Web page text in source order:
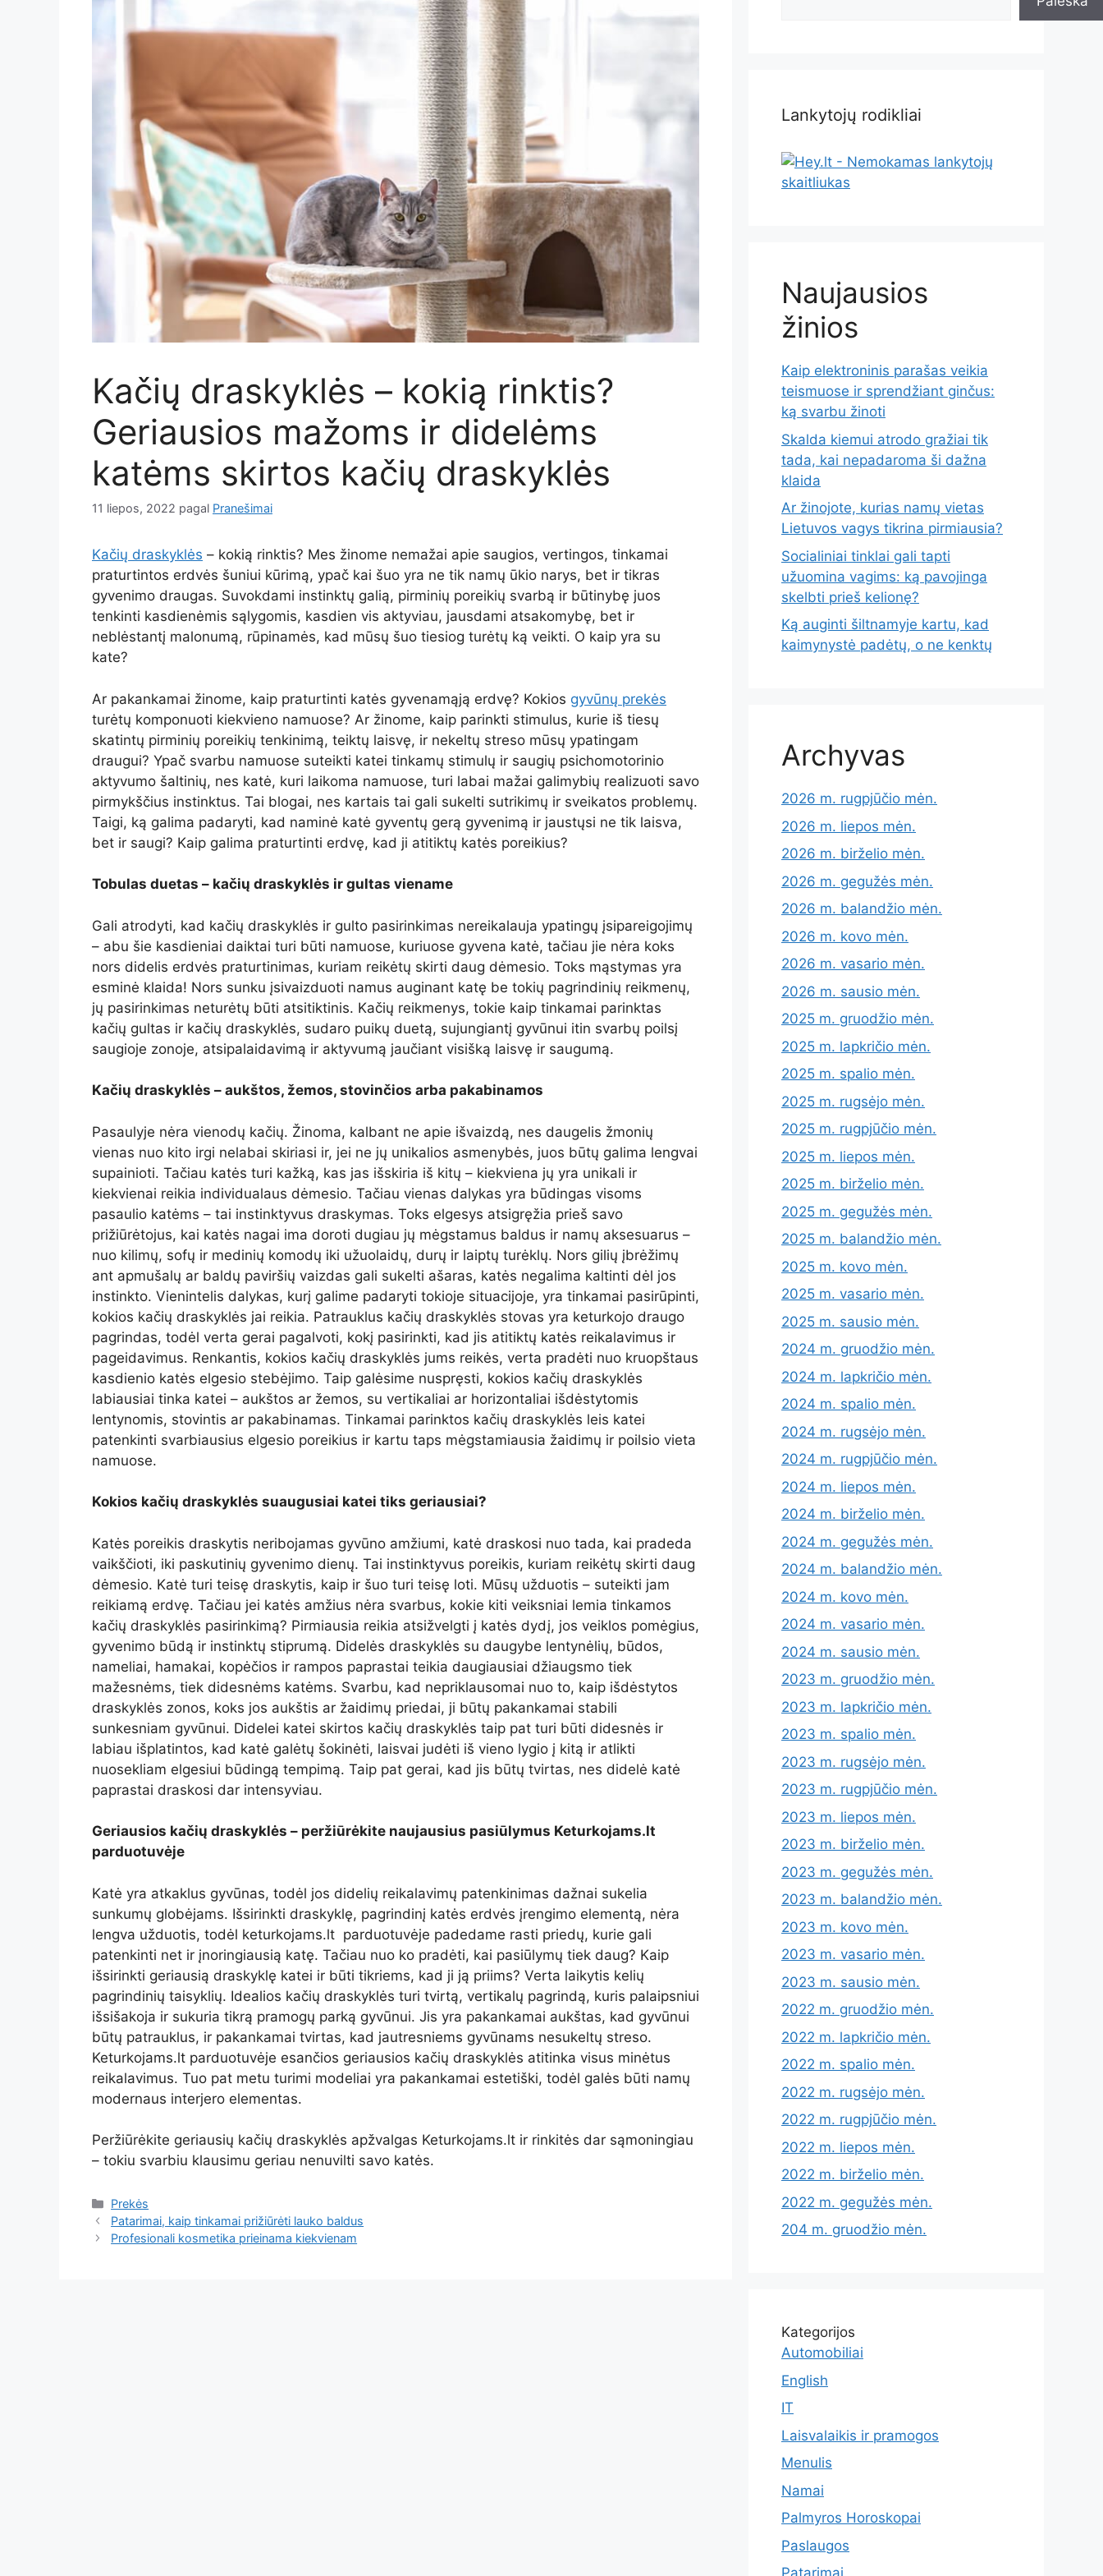
Kačių draskyklės – kokią rinktis?
Geriausios mažoms ir didelėms
katėms skirtos kačių draskyklės
11 liepos, 2022 pagal Pranešimai
Kačių draskyklės – kokią rinktis? Mes žinome nemažai apie saugios, vertingos, tinkamai
praturtintos erdvės šuniui kūrimą, ypač kai šuo yra ne tik namų ūkio narys, bet ir tikras
gyvenimo draugas. Suvokdami instinktų galią, pirminių poreikių svarbą ir būtinybę juos
tenkinti kasdienėmis sąlygomis, kasdien vis aktyviau, jausdami atsakomybę, bet ir
neblėstantį malonumą, rūpinamės, kad mūsų šuo tiesiog turėtų ką veikti. O kaip yra su
kate?
Ar pakankamai žinome, kaip praturtinti katės gyvenamąją erdvę? Kokios gyvūnų prekės
turėtų komponuoti kiekvieno namuose? Ar žinome, kaip parinkti stimulus, kurie iš tiesų
skatintų pirminių poreikių tenkinimą, teiktų laisvę, ir nekeltų streso mūsų ypatingam
draugui? Ypač svarbu namuose suteikti katei tinkamų stimulų ir saugių psichomotorinio
aktyvumo šaltinių, nes katė, kuri laikoma namuose, turi labai mažai galimybių realizuoti savo
pirmykščius instinktus. Tai blogai, nes kartais tai gali sukelti sutrikimų ir sveikatos problemų.
Taigi, ką galima padaryti, kad naminė katė gyventų gerą gyvenimą ir jaustųsi ne tik laisva,
bet ir saugi? Kaip galima praturtinti erdvę, kad ji atitiktų katės poreikius?
Tobulas duetas – kačių draskyklės ir gultas viename
Gali atrodyti, kad kačių draskyklės ir gulto pasirinkimas nereikalauja ypatingų įsipareigojimų
– abu šie kasdieniai daiktai turi būti namuose, kuriuose gyvena katė, tačiau jie nėra koks
nors didelis erdvės praturtinimas, kuriam reikėtų skirti daug dėmesio. Toks mąstymas yra
esminė klaida! Nors sunku įsivaizduoti namus auginant katę be tokių pagrindinių reikmenų,
jų pasirinkimas neturėtų būti atsitiktinis. Kačių reikmenys, tokie kaip tinkamai parinktas
kačių gultas ir kačių draskyklės, sudaro puikų duetą, sujungiantį gyvūnui itin svarbų poilsį
saugioje zonoje, atsipalaidavimą ir aktyvumą jaučiant visišką laisvę ir saugumą.
Kačių draskyklės – aukštos, žemos, stovinčios arba pakabinamos
Pasaulyje nėra vienodų kačių. Žinoma, kalbant ne apie išvaizdą, nes daugelis žmonių
vienas nuo kito irgi nelabai skiriasi ir, jei ne jų unikalios asmenybės, juos būtų galima lengvai
supainioti. Tačiau katės turi kažką, kas jas išskiria iš kitų – kiekviena jų yra unikali ir
kiekvienai reikia individualaus dėmesio. Tačiau vienas dalykas yra būdingas visoms
pasaulio katėms – tai instinktyvus draskymas. Toks elgesys atsigręžia prieš savo
prižiūrėtojus, kai katės nagai ima doroti dugiau jų mėgstamus baldus ir namų aksesuarus –
nuo kilimų, sofų ir medinių komodų iki užuolaidų, durų ir laiptų turėklų. Nors gilių įbrėžimų
ant apmušalų ar baldų paviršių vaizdas gali sukelti ašaras, katės negalima kaltinti dėl jos
instinkto. Vienintelis dalykas, kurį galime padaryti tokioje situacijoje, yra tinkamai pasirūpinti,
kokios kačių draskyklės jai reikia. Patrauklus kačių draskyklės stovas yra keturkojo draugo
pagrindas, todėl verta gerai pagalvoti, kokį pasirinkti, kad jis atitiktų katės reikalavimus ir
pageidavimus. Renkantis, kokios kačių draskyklės jums reikės, verta pradėti nuo kruopštaus
kasdienio katės elgesio stebėjimo. Taip galėsime nuspręsti, kokios kačių draskyklės
labiausiai tinka katei – aukštos ar žemos, su vertikaliai ar horizontaliai išdėstytomis
lentynomis, stovintis ar pakabinamas. Tinkamai parinktos kačių draskyklės leis katei
patenkinti svarbiausius elgesio poreikius ir kartu taps mėgstamiausia žaidimų ir poilsio vieta
namuose.
Kokios kačių draskyklės suaugusiai katei tiks geriausiai?
Katės poreikis draskytis neribojamas gyvūno amžiumi, katė draskosi nuo tada, kai pradeda
vaikščioti, iki paskutinių gyvenimo dienų. Tai instinktyvus poreikis, kuriam reikėtų skirti daug
dėmesio. Katė turi teisę draskytis, kaip ir šuo turi teisę loti. Mūsų užduotis – suteikti jam
reikiamą erdvę. Tačiau jei katės amžius nėra svarbus, kokie kiti veiksniai lemia tinkamos
kačių draskyklės pasirinkimą? Pirmiausia reikia atsižvelgti į katės dydį, jos veiklos pomėgius,
gyvenimo būdą ir instinktų stiprumą. Didelės draskyklės su daugybe lentynėlių, būdos,
nameliai, hamakai, kopėčios ir rampos paprastai teikia daugiausiai džiaugsmo tiek
mažesnėms, tiek didesnėms katėms. Svarbu, kad nepriklausomai nuo to, kaip išdėstytos
draskyklės zonos, koks jos aukštis ar žaidimų priedai, ji būtų pakankamai stabili
sunkesniam gyvūnui. Didelei katei skirtos kačių draskyklės taip pat turi būti didesnės ir
labiau išplatintos, kad katė galėtų šokinėti, laisvai judėti iš vieno lygio į kitą ir atlikti
nuosekliam elgesiui būdingą tempimą. Taip pat gerai, kad jis būtų tvirtas, nes didelė katė
paprastai draskosi dar intensyviau.
Geriausios kačių draskyklės – peržiūrėkite naujausius pasiūlymus Keturkojams.lt
parduotuvėje
Katė yra atkaklus gyvūnas, todėl jos didelių reikalavimų patenkinimas dažnai sukelia
sunkumų globėjams. Išsirinkti draskyklę, pagrindinį katės erdvės įrengimo elementą, nėra
lengva užduotis, todėl keturkojams.lt parduotuvėje padedame rasti priedų, kurie gali
patenkinti net ir įnoringiausią katę. Tačiau nuo ko pradėti, kai pasiūlymų tiek daug? Kaip
išsirinkti geriausią draskyklę katei ir būti tikriems, kad ji ją priims? Verta laikytis kelių
pagrindinių taisyklių. Idealios kačių draskyklės turi tvirtą, vertikalų pagrindą, kuris palaipsniui
išsišakoja ir sukuria tikrą pramogų parką gyvūnui. Jis yra pakankamai aukštas, kad gyvūnui
būtų patrauklus, ir pakankamai tvirtas, kad jautresniems gyvūnams nesukeltų streso.
Keturkojams.lt parduotuvėje esančios geriausios kačių draskyklės atitinka visus minėtus
reikalavimus. Tuo pat metu turimi modeliai yra pakankamai estetiški, todėl galės būti namų
modernaus interjero elementas.
Peržiūrėkite geriausių kačių draskyklės apžvalgas Keturkojams.lt ir rinkitės dar sąmoningiau
– tokiu svarbiu klausimu geriau nenuvilti savo katės.
Kategorijos
Prekės
Patarimai, kaip tinkamai prižiūrėti lauko baldus
Profesionali kosmetika prieinama kiekvienam
Lankytojų rodikliai
Naujausios
žinios
Kaip elektroninis parašas veikia
teismuose ir sprendžiant ginčus:
ką svarbu žinoti
Skalda kiemui atrodo gražiai tik
tada, kai nepadaroma ši dažna
klaida
Ar žinojote, kurias namų vietas
Lietuvos vagys tikrina pirmiausia?
Socialiniai tinklai gali tapti
užuomina vagims: ką pavojinga
skelbti prieš kelionę?
Ką auginti šiltnamyje kartu, kad
kaimynystė padėtų, o ne kenktų
Archyvas
2026 m. rugpjūčio mėn.
2026 m. liepos mėn.
2026 m. birželio mėn.
2026 m. gegužės mėn.
2026 m. balandžio mėn.
2026 m. kovo mėn.
2026 m. vasario mėn.
2026 m. sausio mėn.
2025 m. gruodžio mėn.
2025 m. lapkričio mėn.
2025 m. spalio mėn.
2025 m. rugsėjo mėn.
2025 m. rugpjūčio mėn.
2025 m. liepos mėn.
2025 m. birželio mėn.
2025 m. gegužės mėn.
2025 m. balandžio mėn.
2025 m. kovo mėn.
2025 m. vasario mėn.
2025 m. sausio mėn.
2024 m. gruodžio mėn.
2024 m. lapkričio mėn.
2024 m. spalio mėn.
2024 m. rugsėjo mėn.
2024 m. rugpjūčio mėn.
2024 m. liepos mėn.
2024 m. birželio mėn.
2024 m. gegužės mėn.
2024 m. balandžio mėn.
2024 m. kovo mėn.
2024 m. vasario mėn.
2024 m. sausio mėn.
2023 m. gruodžio mėn.
2023 m. lapkričio mėn.
2023 m. spalio mėn.
2023 m. rugsėjo mėn.
2023 m. rugpjūčio mėn.
2023 m. liepos mėn.
2023 m. birželio mėn.
2023 m. gegužės mėn.
2023 m. balandžio mėn.
2023 m. kovo mėn.
2023 m. vasario mėn.
2023 m. sausio mėn.
2022 m. gruodžio mėn.
2022 m. lapkričio mėn.
2022 m. spalio mėn.
2022 m. rugsėjo mėn.
2022 m. rugpjūčio mėn.
2022 m. liepos mėn.
2022 m. birželio mėn.
2022 m. gegužės mėn.
204 m. gruodžio mėn.
Kategorijos
Automobiliai
English
IT
Laisvalaikis ir pramogos
Menulis
Namai
Palmyros Horoskopai
Paslaugos